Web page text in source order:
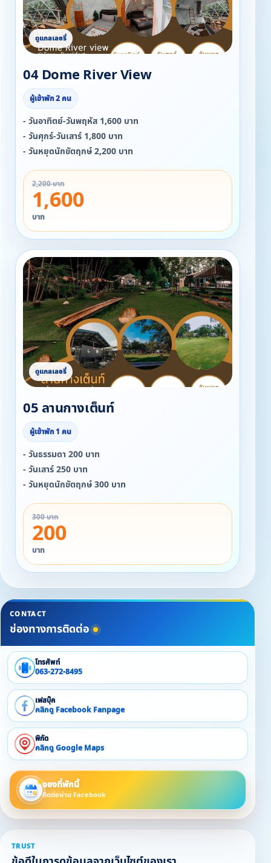
04 Dome River View
ผู้เข้าพัก 2 คน
- วันอาทิตย์-วันพฤหัส 1,600 บาท
- วันศุกร์-วันเสาร์ 1,800 บาท
- วันหยุดนักขัตฤกษ์ 2,200 บาท
2,200 บาท
1,600
บาท
05 ลานกางเต็นท์
ผู้เข้าพัก 1 คน
- วันธรรมดา 200 บาท
- วันเสาร์ 250 บาท
- วันหยุดนักขัตฤกษ์ 300 บาท
300 บาท
200
บาท
CONTACT
ช่องทางการติดต่อ
โทรศัพท์
063-272-8495
เฟสบุ๊ค
คลิกดู Facebook Fanpage
พิกัด
คลิกดู Google Maps
จองที่พักนี้
ติดต่อผ่าน Facebook
TRUST